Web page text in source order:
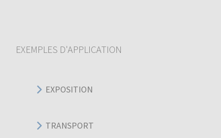
EXEMPLES D'APPLICATION
EXPOSITION
TRANSPORT